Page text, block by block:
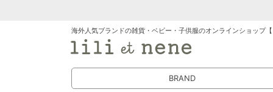
海外人気ブランドの雑貨・ベビー・子供服のオンラインショップ
BRAND